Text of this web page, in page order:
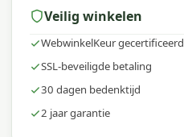
Veilig winkelen
WebwinkelKeur gecertificeerd
SSL-beveiligde betaling
30 dagen bedenktijd
2 jaar garantie